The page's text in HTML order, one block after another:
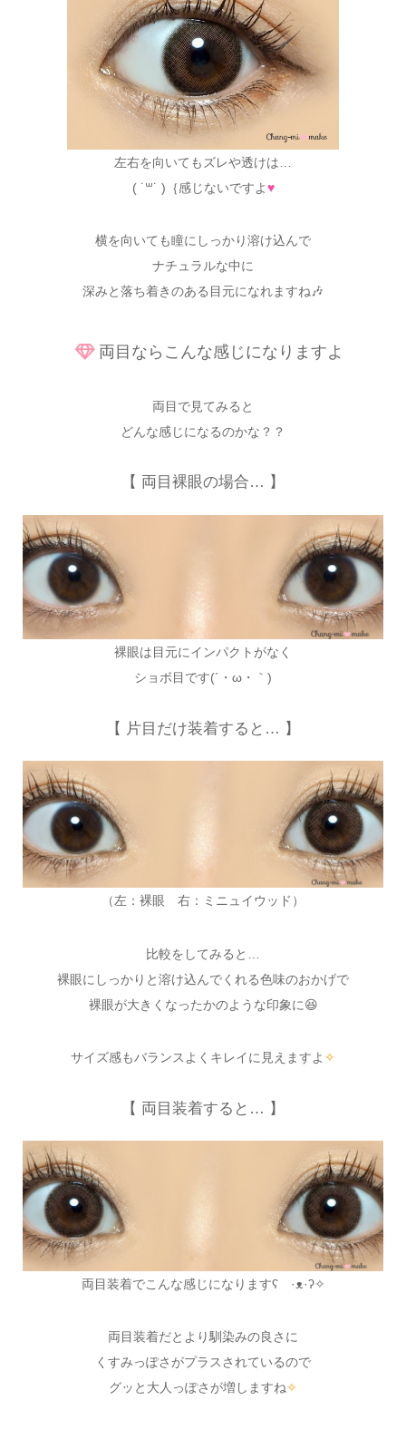
左右を向いてもズレや透けは…
( ˙꒳˙ )｛感じないですよ♥
横を向いても瞳にしっかり溶け込んで
ナチュラルな中に
深みと落ち着きのある目元になれますね🎶
両目ならこんな感じになりますよ
両目で見てみると
どんな感じになるのかな？？
【 両目裸眼の場合… 】
裸眼は目元にインパクトがなく
ショボ目です(´・ω・｀)
【 片目だけ装着すると… 】
（左：裸眼 右：ミニュイウッド）
比較をしてみると…
裸眼にしっかりと溶け込んでくれる色味のおかげで
裸眼が大きくなったかのような印象に😆
サイズ感もバランスよくキレイに見えますよ ✧
【 両目装着すると… 】
両目装着でこんな感じになりますʕ ·ᴥ·ʔ✧
両目装着だとより馴染みの良さに
くすみっぽさがプラスされているので
グッと大人っぽさが増しますね✧